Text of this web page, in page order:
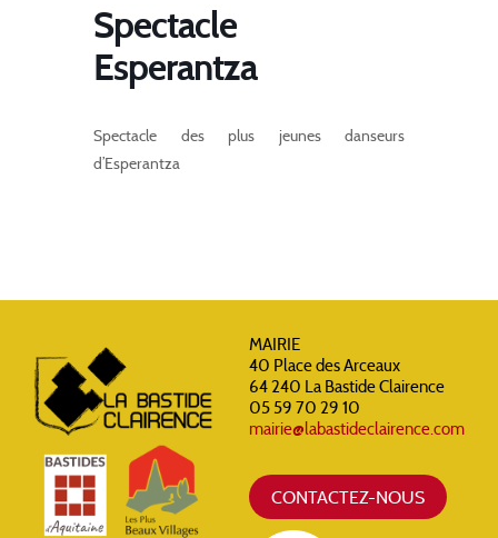
Spectacle
Esperantza
Spectacle des plus jeunes danseurs
d’Esperantza
MAIRIE
40 Place des Arceaux
64 240 La Bastide Clairence
05 59 70 29 10
mairie@labastideclairence.com
CONTACTEZ-NOUS